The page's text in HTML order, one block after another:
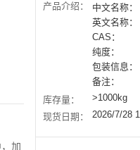
加
产品介绍：
中文名称：
英文名称：
CAS：
纯度：
包装信息：
备注：
库存量：
>1000kg
现货日期：
2026/7/28